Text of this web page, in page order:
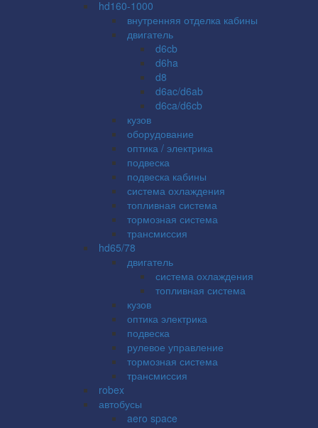
hd160-1000
внутренняя отделка кабины
двигатель
d6cb
d6ha
d8
d6ac/d6ab
d6ca/d6cb
кузов
оборудование
оптика / электрика
подвеска
подвеска кабины
система охлаждения
топливная система
тормозная система
трансмиссия
hd65/78
двигатель
система охлаждения
топливная система
кузов
оптика электрика
подвеска
рулевое управление
тормозная система
трансмиссия
robex
автобусы
aero space